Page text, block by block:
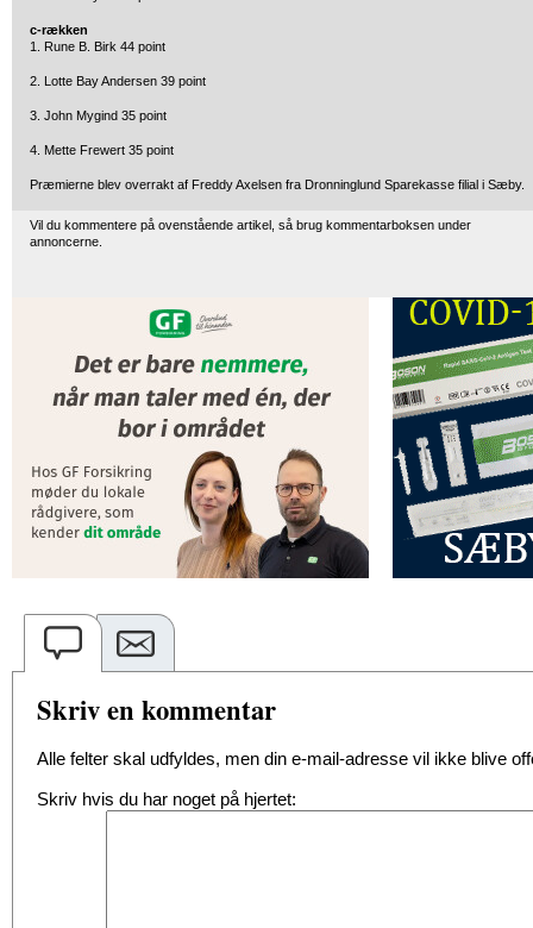
c-rækken
1. Rune B. Birk 44 point
2. Lotte Bay Andersen 39 point
3. John Mygind 35 point
4. Mette Frewert 35 point
Præmierne blev overrakt af Freddy Axelsen fra Dronninglund Sparekasse filial i Sæby.
Vil du kommentere på ovenstående artikel, så brug kommentarboksen under
annoncerne.
Skriv en kommentar
Alle felter skal udfyldes, men din e-mail-adresse vil ikke blive
Skriv hvis du har noget på hjertet: